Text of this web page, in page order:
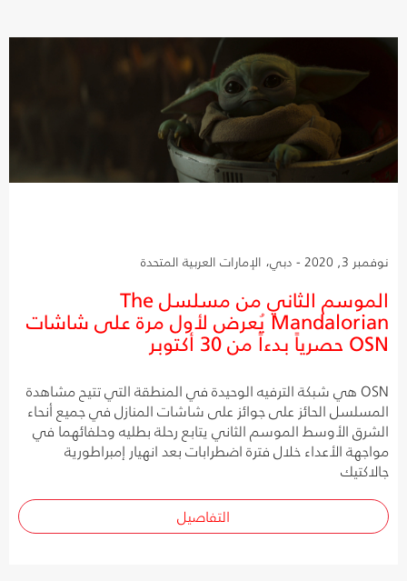
نوفمبر 3, 2020 - دبي، الإمارات العربية المتحدة
الموسم الثاني من مسلسل The
Mandalorian يُعرض لأول مرة على شاشات
OSN حصرياً بدءاً من 30 أكتوبر
OSN هي شبكة الترفيه الوحيدة في المنطقة التي تتيح مشاهدة
المسلسل الحائز على جوائز على شاشات المنازل في جميع أنحاء
الشرق الأوسط الموسم الثاني يتابع رحلة بطليه وحلفائهما في
مواجهة الأعداء خلال فترة اضطرابات بعد انهيار إمبراطورية
جالاكتيك
التفاصيل